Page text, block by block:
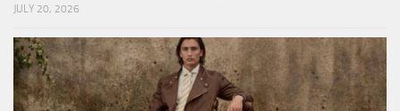
JULY 20, 2026